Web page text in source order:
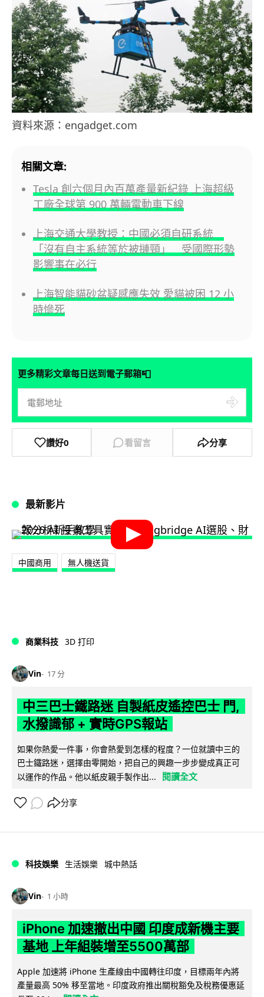
資料來源：engadget.com
相關文章:
Tesla 創六個月內百萬產量新紀錄 上海超級
工廠全球第 900 萬輛電動車下線
上海交通大學教授：中國必須自研系統
「沒有自主系統等於被摙頸」 受國際形勢
影響事在必行
上海智能貓砂盆疑感應失效 愛貓被困 12 小
時慘死
更多精彩文章每日送到電子郵箱📮
讚好0 看留言 分享
最新影片
中國商用 無人機送貨
商業科技 3D 打印
Vin 17 分
中三巴士鐵路迷 自製紙皮遙控巴士 門,
水撥識郁 + 實時GPS報站
如果你熱愛一件事，你會熱愛到怎樣的程度？一位就讀中三的
巴士鐵路迷，選擇由零開始，把自己的興趣一步步變成真正可
以運作的作品。他以紙皮親手製作出...
閱讀全文
分享
科技娛樂 生活娛樂 城中熱話
Vin 1 小時
iPhone 加速撤出中國 印度成新機主要
基地 上年組裝增至5500萬部
Apple 加速將 iPhone 生產線由中國轉往印度，目標兩年內將
產量最高 50% 移至當地。印度政府推出關稅豁免及稅務優惠延